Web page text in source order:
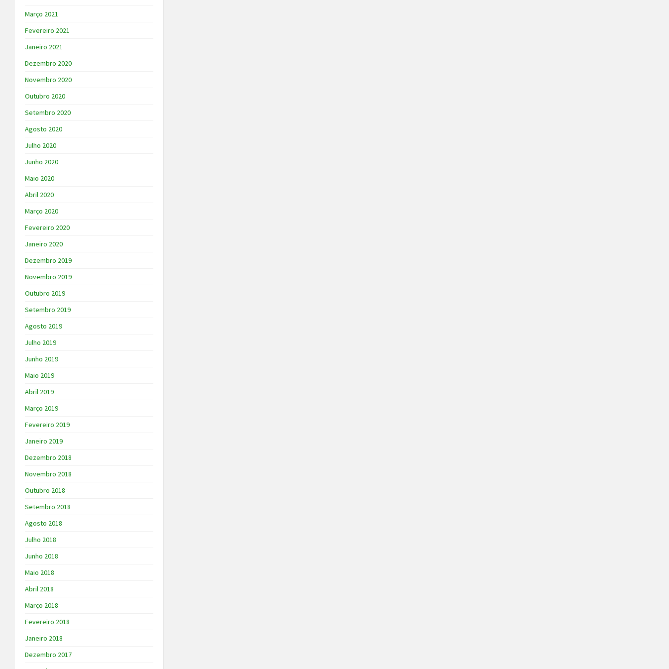
Março 2021
Fevereiro 2021
Janeiro 2021
Dezembro 2020
Novembro 2020
Outubro 2020
Setembro 2020
Agosto 2020
Julho 2020
Junho 2020
Maio 2020
Abril 2020
Março 2020
Fevereiro 2020
Janeiro 2020
Dezembro 2019
Novembro 2019
Outubro 2019
Setembro 2019
Agosto 2019
Julho 2019
Junho 2019
Maio 2019
Abril 2019
Março 2019
Fevereiro 2019
Janeiro 2019
Dezembro 2018
Novembro 2018
Outubro 2018
Setembro 2018
Agosto 2018
Julho 2018
Junho 2018
Maio 2018
Abril 2018
Março 2018
Fevereiro 2018
Janeiro 2018
Dezembro 2017